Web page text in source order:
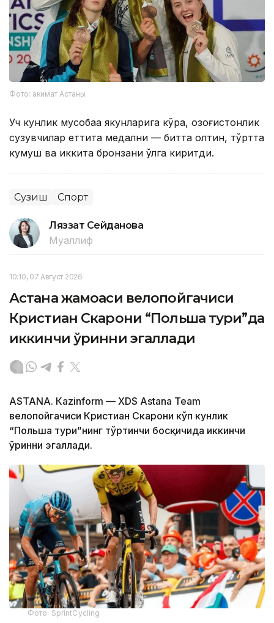
Фото: акимат Астаны
Уч кунлик мусобақа якунларига кўра, қозоғистонлик
сузувчилар еттита медални — битта олтин, тўртта
кумуш ва иккита бронзани қўлга киритди.
Сузиш Спорт
Ляззат Сейданова
Муаллиф
10:10, 07 Август 2026
Астана жамоаси велопойгачиси
Кристиан Скарони “Польша тури”да
иккинчи ўринни эгаллади
ASTANА. Кazinform — XDS Astana Team
велопойгачиси Кристиан Скарони кўп кунлик
“Польша тури”нинг тўртинчи босқичида иккинчи
ўринни эгаллади.
Фото: SprintCycling